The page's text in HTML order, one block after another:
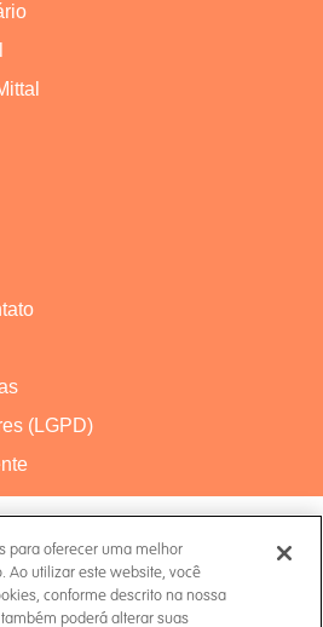
(LGPD)
para oferecer uma melhor
Ao utilizar este website, você
conforme descrito na nossa
poderá alterar suas